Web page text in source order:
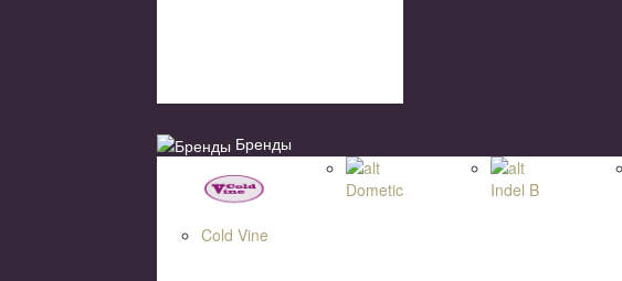
Бренды
Cold Vine
Dometic Indel B